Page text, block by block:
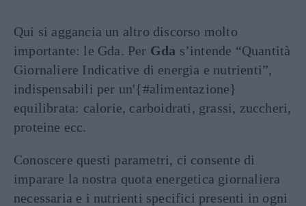
Qui si aggancia un altro discorso molto
importante: le Gda. Per Gda s’intende “Quantità
Giornaliere Indicative di energia e nutrienti”,
indispensabili per un'{#alimentazione}
equilibrata: calorie, carboidrati, grassi, zuccheri,
proteine ecc.
Conoscere questi parametri, ci consente di
imparare la nostra quota energetica giornaliera
necessaria e i nutrienti specifici presenti in ogni